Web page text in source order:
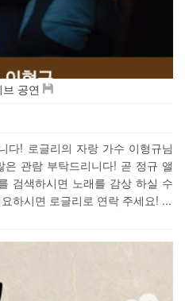
공연
다! 로글리의 자랑 가수 이형규님
관람 부탁드리니다! 곧 정규 앨
검색하시면 노래를 감상 하실 수
하시면 로글리로 연락 주세요! ...